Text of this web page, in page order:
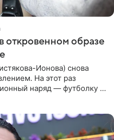
откровенном образе
Ионова) снова
На этот раз
наряд — футболку с